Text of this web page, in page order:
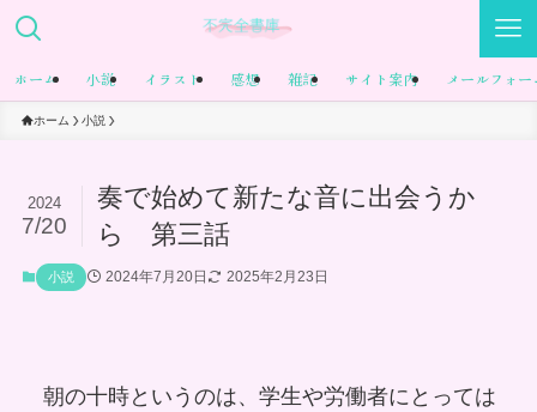
ホーム 小説 イラスト 感想 雑記 サイト案内 メールフォー
ホーム 小説
奏で始めて新たな音に出会うか
ら 第三話
2024
7/20
小説 2024年7月20日 2025年2月23日
朝の十時というのは、学生や労働者にとっては